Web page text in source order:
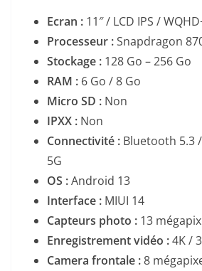
Ecran : 11″ / LCD IPS /
Processeur :Snapdragon
Stockage : 128 Go – 256 Go
RAM : 6 Go / 8 Go
Micro SD : Non
IPXX : Non
Connectivité : Bluetooth 5.3
5G
OS :Android 13
Interface : MIUI 14
Capteurs photo : 13
Enregistrement vidéo :4K /
Camera frontale :8